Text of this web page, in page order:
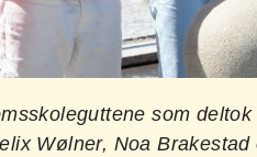
som
Wølner, Noa